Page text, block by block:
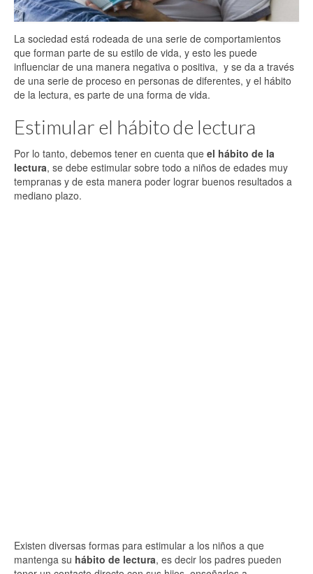
La sociedad está rodeada de una serie de comportamientos
que forman parte de su estilo de vida, y esto les puede
influenciar de una manera negativa o positiva, y se da a través
de una serie de proceso en personas de diferentes, y el hábito
de la lectura, es parte de una forma de vida.
Estimular el hábito de lectura
Por lo tanto, debemos tener en cuenta que el hábito de la
lectura, se debe estimular sobre todo a niños de edades muy
tempranas y de esta manera poder lograr buenos resultados a
mediano plazo.
Existen diversas formas para estimular a los niños a que
mantenga su hábito de lectura, es decir los padres pueden